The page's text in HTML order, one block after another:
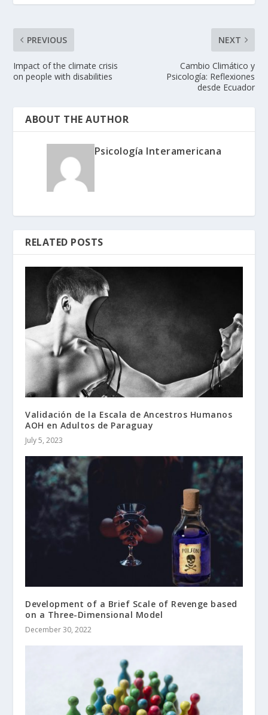
PREVIOUS
Impact of the climate crisis
on people with disabilities
NEXT
Cambio Climático y
Psicología: Reflexiones
desde Ecuador
ABOUT THE AUTHOR
Psicología Interamericana
RELATED POSTS
Validación de la Escala de Ancestros Humanos
AOH en Adultos de Paraguay
July 5, 2023
Development of a Brief Scale of Revenge based
on a Three-Dimensional Model
December 30, 2022